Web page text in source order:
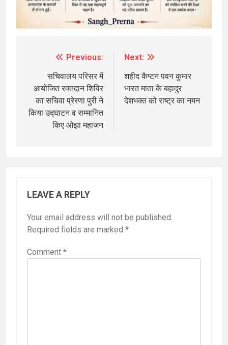
navigation
Previous:
सचिवालय परिसर में
आयोजित रक्तदान शिविर
का सचिवा प्रेरणा पुरी ने
किया उद्घाटन व सम्मानित
किए ओझा महाजन
Next:
शहीद कैप्टन पवन कुमार
भारत माता के बहादुर
देशभक्त को राष्ट्र का नमन
LEAVE A REPLY
Your email address will not be published.
Required fields are marked *
Comment *